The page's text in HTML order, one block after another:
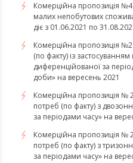
Комерційна пропозиція
малих непобутових
діє з 01.06.2021 по
Комерційна пропозиція
(по факту) із застосуванням
диференційованої за
доби» на вересень 2021
Комерційна пропозиція №
потреб (по факту) з
за періодами часу» на
Комерційна пропозиція №
потреб (по факту) з
за періодами часу» на